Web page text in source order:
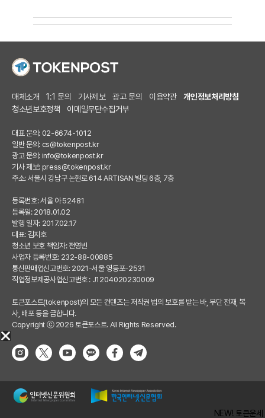
NEW! 토큰운세
매체소개 1:1 문의 기사제보 광고 문의 이용약관
개인정보처리방침
청소년보호정책
이메일무단수집거부
대표 문의: 02-6674-1012
일반 문의: cs@tokenpost.kr
광고 문의: info@tokenpost.kr
기사 제보: press@tokenpost.kr
주소: 서울시 강남구 논현로 614 ARTISAN 빌딩 6층, 7층
등록번호: 서울 아 52481
등록일: 2018.01.02
발행 일자: 2017.02.17
대표: 김지호
청소년 보호 책임자: 전영빈
사업자 등록번호: 232-88-00885
통신판매업신고번호: 2021-서울 영등포-2531
직업정보제공사업신고번호 : J1204020230009
토큰포스트(tokenpost)의 모든 컨텐츠는 저작권 법의 보호를 받는 바, 무단 전재, 복
사, 배포 등을 금합니다.
Copyright ⓒ 2026 토큰포스트. All Rights Reserved.